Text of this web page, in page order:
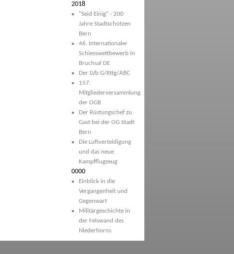
2018
"Seid Einig" - 200
Jahre Stadtschützen
Bern
46. Internationaler
Schiesswettbewerb in
Bruchsal DE
Der LVb G/Rttg/ABC
157.
Mitgliederversammlung
der OGB
Der Rüstungschef zu
Gast bei der OG Stadt
Bern
Die Luftverteidigung
und das neue
Kampfflugzeug
0000
Einblick in die
Vergangenheit und
Gegenwart
Militärgeschichte in
der Felswand des
Niederhorns